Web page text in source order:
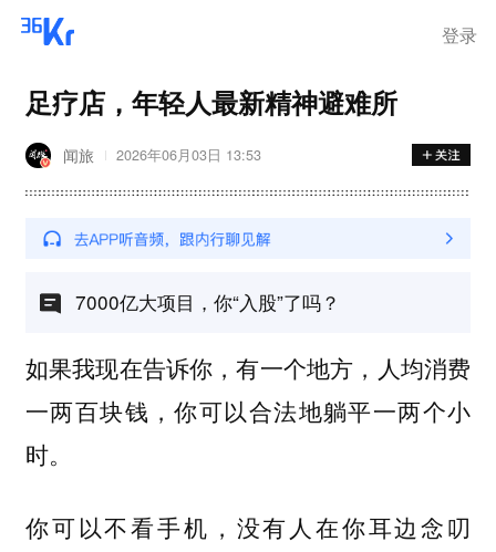
登录
足疗店，年轻人最新精神避难所
闻旅 2026年06月03日 13:53
7000亿大项目，你“入股”了吗？
如果我现在告诉你，有一个地方，人均消费
一两百块钱，你可以合法地躺平一两个小
时。
你可以不看手机，没有人在你耳边念叨